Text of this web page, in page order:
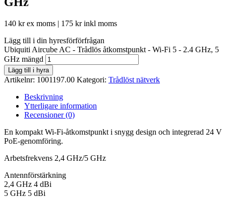
140 krex moms | 175 krinkl moms
Lägg till i din hyresförförfrågan
Ubiquiti Aircube AC - Trådlös åtkomstpunkt - Wi-Fi 5 - 2.4 GHz, 5
GHz mängd
Lägg till i hyra
Artikelnr: 1001197.00 Kategori: Trådlöst nätverk
Beskrivning
Ytterligare information
Recensioner (0)
En kompakt Wi-Fi-åtkomstpunkt i snygg design och integrerad 24 V
PoE-genomföring.
Arbetsfrekvens 2,4 GHz/5 GHz
Antennförstärkning
2,4 GHz 4 dBi
5 GHz 5 dBi